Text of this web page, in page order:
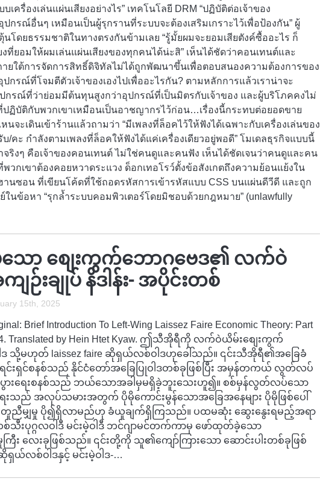
เครื่องเล่นแผ่นเสียงอย่างไร” เทคโนโลยี DRM “ปฏิบัติต่อเจ้าของ
กรณ์อื่นๆ เหมือนเป็นผู้รุกรานที่ระบบจะต้องเสริมเกราะไว้เพื่อป้องกัน” ผู้
โดยธรรมชาติในทางตรงกันข้ามเลย “รู้มั้ยผมจะยอมเสียตังค์ซื้ออะไร ก็
งที่ยอมให้ผมเล่นแผ่นเสียงของทุกคนได้น่ะสิ” เห็นได้ชัดว่าคอนเทนต์และ
ยใต้การจัดการสิทธิ์ดิจิทัลไม่ได้ถูกพัฒนาขึ้นเพื่อตอบสนองความต้องการของ
ปกรณ์ที่โจมตีตัวเจ้าของเองไปเพื่ออะไรกัน? ตามหลักการแล้วเราน่าจะ
กรณ์ที่ว่าย่อมมีต้นทุนสูงกว่าอุปกรณ์ที่เป็นมิตรกับเจ้าของ และผู้บริโภคคงไม่
ฏิบัติกับพวกเขาเหมือนเป็นอาชญากรไว้ก่อน…เรื่องนี้กระทบต่อยอดขาย
จะเดินเข้าร้านแล้วถามว่า “มีเพลงที่ล็อคไว้ให้ฟังได้เฉพาะกับเครื่องเล่นของ
/คะ กำลังตามเพลงที่ล็อคให้ฟังได้แค่เครื่องเดียวอยู่พอดี” โมเดลธุรกิจแบบนี้
ริงๆ คือเจ้าของคอนเทนต์ ไม่ใช่คนดูและคนฟัง เห็นได้ชัดเจนว่าคนดูและคน
วกเขาต้องคอยหวาดระแวง ด็อกเทอโรว์ตั้งข้อสังเกตถึงความย้อนแย้งใน
นซอน ที่เขียนโค้ดที่ใช้ถอดรหัสการเข้ารหัสแบบ CSS บนแผ่นดีวีดี และถูก
ในข้อหา “รุกล้ำระบบคอมพิวเตอร์โดยมิชอบด้วยกฎหมาย” (unlawfully
ာ စျေးကွက်ဘောဂဗေဒ၏ လက်ဝဲ
ဉ်းချုပ် နိဒါန်း- အပိုင်းတစ်
15th, 2025
Brief Introduction To Left-Wing Laissez Faire Economic Theory: Part
Translated by Hein Htet Kyaw. ဤသီအိုရီကို လက်ဝဲယိမ်းစျေးကွက်
ဝါဒ သို့မဟုတ် laissez faire ဆိုရှယ်လစ်ဝါဒဟုခေါ်သည်။ ၎င်းသီအိုရီ၏အခြေခံ
င်းရှင်စနစ်သည် နိုင်ငံတော်အခြေပြုဝါဒတစ်ခုဖြစ်ပြီး အမှန်တကယ် လွတ်လပ်
ပွားရေးစနစ်သည် ဘယ်သောအခါမှမရှိခဲ့ဘူးသေးဟူ၍။ စစ်မှန်လွတ်လပ်သော
ေးသည် အလုပ်သမားအတွက် ပိုမိုကောင်းမွန်သောအခြေအနေများ ပိုမိုဖြစ်ပေါ်
းတူညီမျှမှု ပို၍ရှိလာမည်ဟု ခံယူချက်ရှိကြသည်။ ပထမဆုံး ဆွေးနွေးရမည့်အရာ
းပုဂ္ဂလဝါဒီ မင်းမဲ့ဝါဒီ ဘင်ဂျာမင်တက်ကာမှ ဖော်ထုတ်ခဲ့သော
ြီး လေးခုဖြစ်သည်။ ၎င်းတို့ကို သူ၏ကျော်ကြားသော ဆောင်းပါးတစ်ခုဖြစ်
ယ်လစ်ဝါဒနှင့် မင်းမဲ့ဝါဒ-…